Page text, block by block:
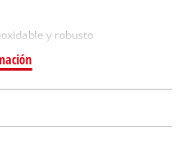
y robusto